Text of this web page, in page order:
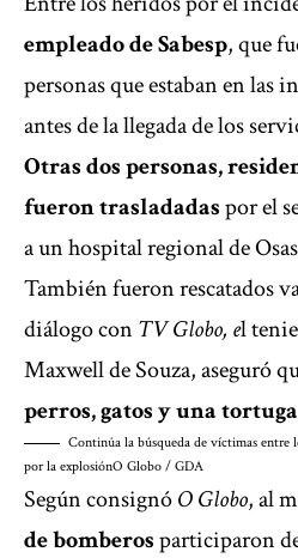
empleado de Sabesp, que
personas que estaban en las
antes de la llegada de los
Otras dos personas,
fueron trasladadaspor el
a un hospital regional de
También fueron rescatados
diálogo con TV Globo, el
Maxwell de Souza, aseguró
perros, gatos y una
Continúa la búsqueda de víctimas entre
por la explosiónO Globo / GDA
Según consignóO Globo, al
de bomberosparticiparon